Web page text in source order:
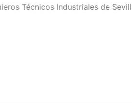
Técnicos Industriales de